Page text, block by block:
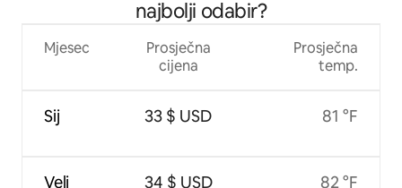
najbolji odabir?
Mjesec
Sij
Velj
Prosječna
cijena
33 $ USD
34 $ USD
Prosječna
temp.
81 °F
82 °F